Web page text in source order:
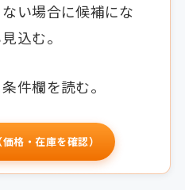
い場合に候補にな
込む。
件欄を読む。
格・在庫を確認）